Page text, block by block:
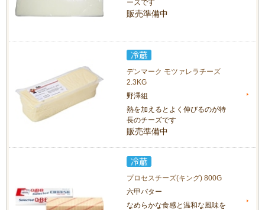
ーズです
販売準備中
デンマーク モツァレラチーズ
2.3KG
野澤組
熱を加えるとよく伸びるのが特
長のチーズです
販売準備中
プロセスチーズ(キング) 800G
六甲バター
なめらかな食感と温和な風味を